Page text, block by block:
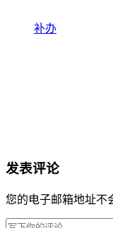
补办
发表评论
您的电子邮箱地址不